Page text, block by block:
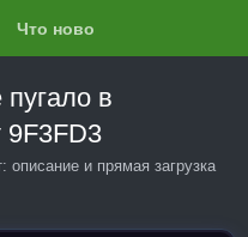
Что нового?
пугало в
и прямая загрузка